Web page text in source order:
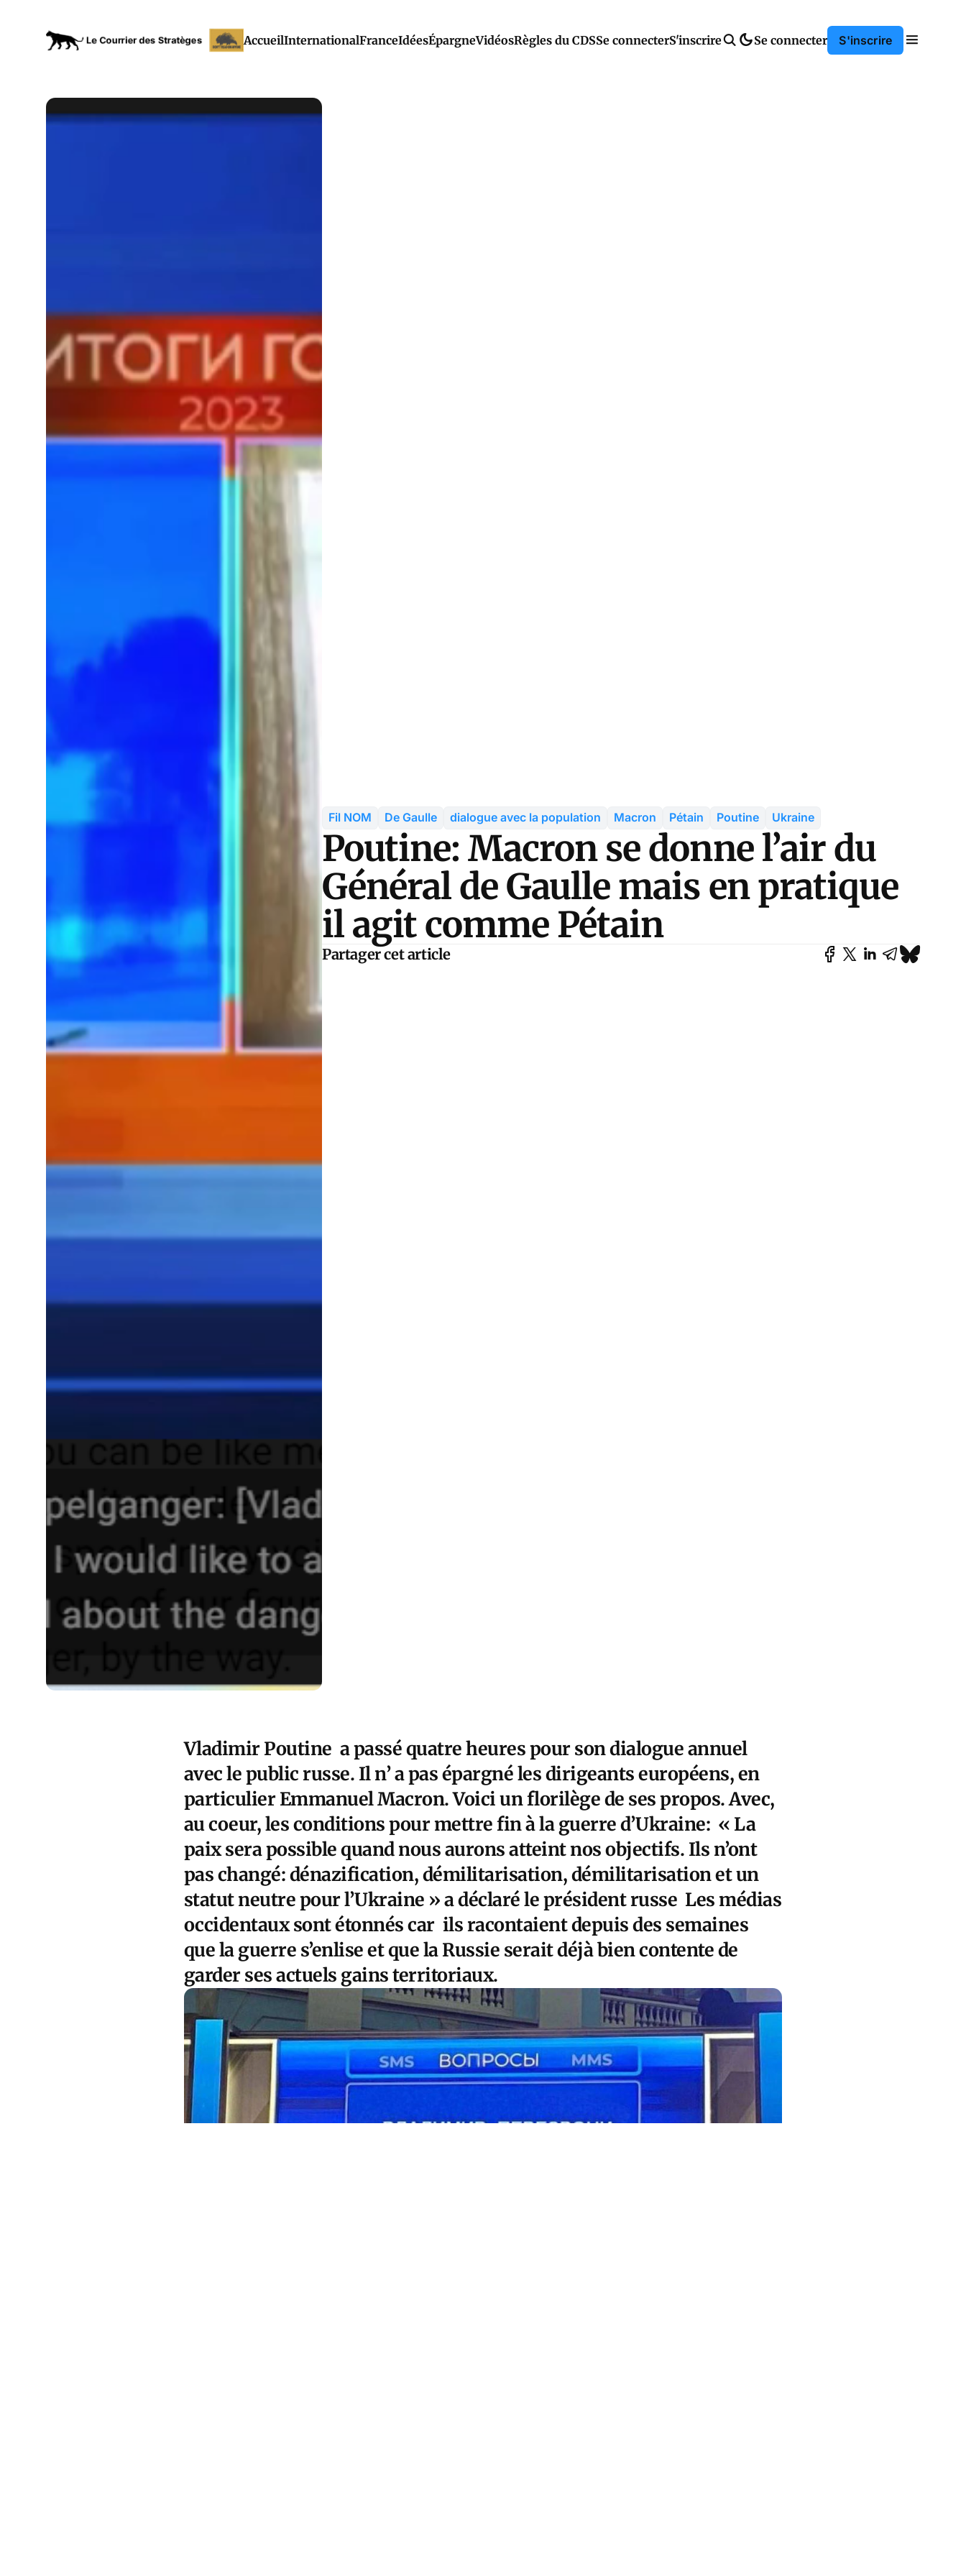
AccueilInternationalFranceIdéesÉpargneVidéosRègles du CDSSe connecterS'inscrire Se connecter S'inscrire
Fil NOM De Gaulle dialogue avec la population Macron Pétain Poutine Ukraine
Poutine: Macron se donne l’air du
Général de Gaulle mais en pratique
il agit comme Pétain
Partager cet article
Vladimir Poutine a passé quatre heures pour son dialogue annuel
avec le public russe. Il n’ a pas épargné les dirigeants européens, en
particulier Emmanuel Macron. Voici un florilège de ses propos. Avec,
au coeur, les conditions pour mettre fin à la guerre d’Ukraine: « La
paix sera possible quand nous aurons atteint nos objectifs. Ils n’ont
pas changé: dénazification, démilitarisation, démilitarisation et un
statut neutre pour l’Ukraine » a déclaré le président russe Les médias
occidentaux sont étonnés car ils racontaient depuis des semaines
que la guerre s’enlise et que la Russie serait déjà bien contente de
garder ses actuels gains territoriaux.